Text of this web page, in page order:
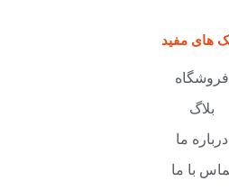
های مفید
فروشگاه
بلاگ
درباره ما
با ما